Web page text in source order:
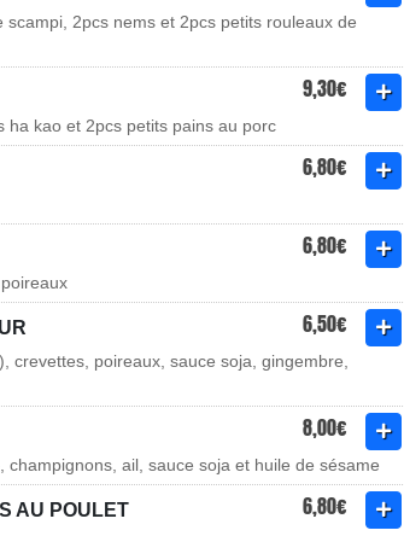
2pcs nems et 2pcs petits rouleaux de
9,30€
ha kao et 2pcs petits pains au porc
6,80€
6,80€
6,50€
crevettes, poireaux, sauce soja, gingembre,
8,00€
ail, sauce soja et huile de sésame
AU POULET 6,80€